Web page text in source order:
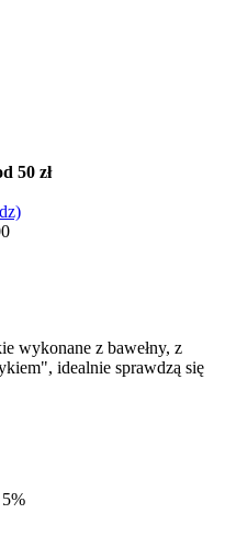
50 zł
wykonane z bawełny, z
idealnie sprawdzą się